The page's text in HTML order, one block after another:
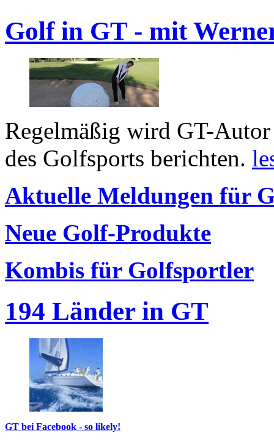
Golf in GT - mit
Regelmäßig wird GT-
des Golfsports berichten.
Aktuelle Meldungen für
Neue Golf-Produkte
Kombis für Golfsportler
194 Länder in GT
GT bei Facebook - so likely!